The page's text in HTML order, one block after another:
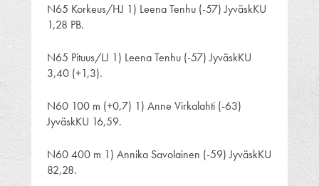
N65 Korkeus/HJ 1) Leena Tenhu (-57) JyväskKU
1,28 PB.
N65 Pituus/LJ 1) Leena Tenhu (-57) JyväskKU
3,40 (+1,3).
N60 100 m (+0,7) 1) Anne Virkalahti (-63)
JyväskKU 16,59.
N60 400 m 1) Annika Savolainen (-59) JyväskKU
82,28.